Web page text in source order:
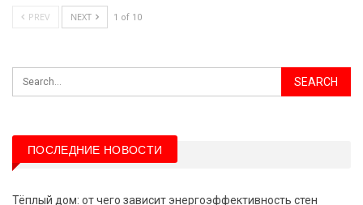
PREV NEXT 1 of 10
ПОСЛЕДНИЕ НОВОСТИ
Тёплый дом: от чего зависит энергоэффективность стен